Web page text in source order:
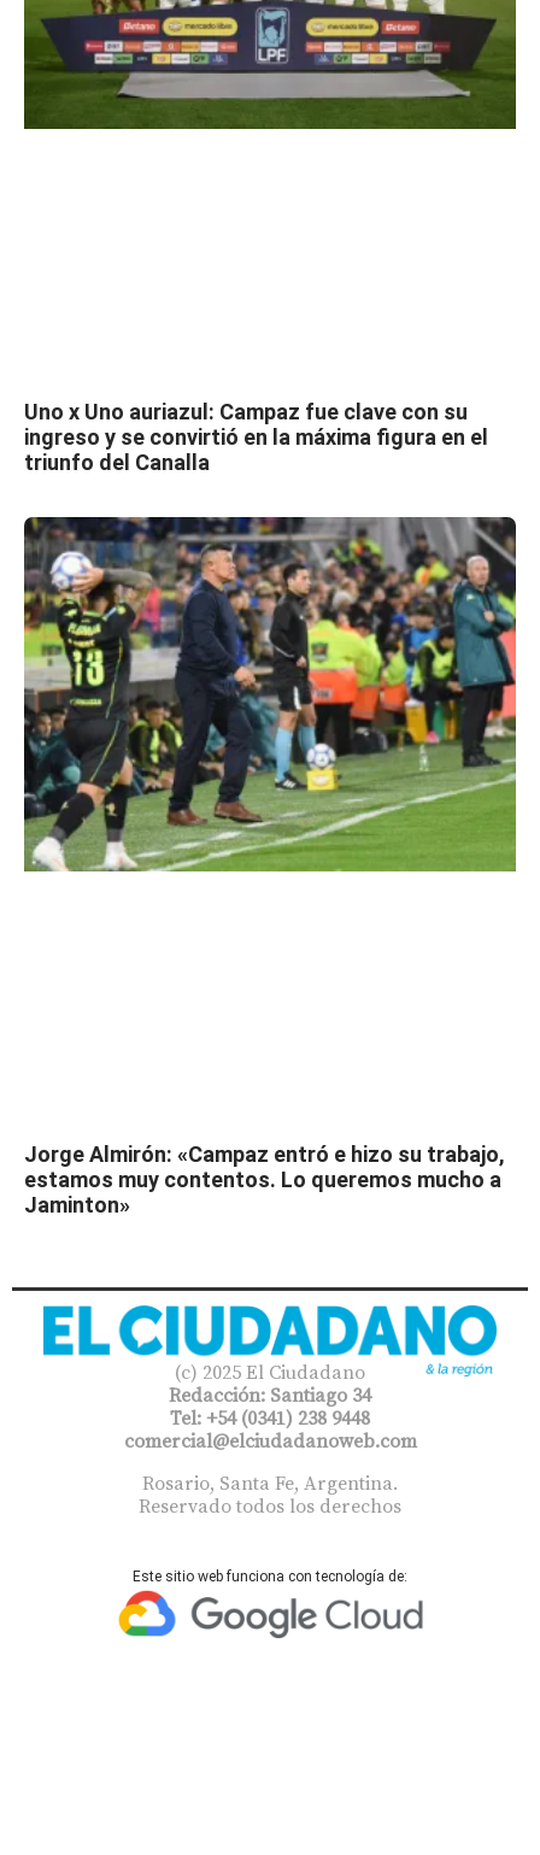
Uno x Uno auriazul: Campaz fue clave con su
ingreso y se convirtió en la máxima figura en el
triunfo del Canalla
Jorge Almirón: «Campaz entró e hizo su trabajo,
estamos muy contentos. Lo queremos mucho a
Jaminton»
(c) 2025 El Ciudadano
Redacción: Santiago 34
Tel: +54 (0341) 238 9448
comercial@elciudadanoweb.com​
Rosario, Santa Fe, Argentina.
Reservado todos los derechos
Este sitio web funciona con tecnología de: